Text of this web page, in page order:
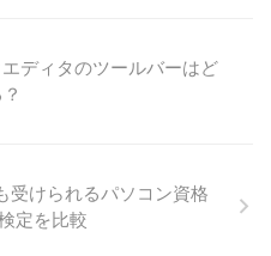
ディタのツールバーはど
受けられるパソコン資格
定を比較